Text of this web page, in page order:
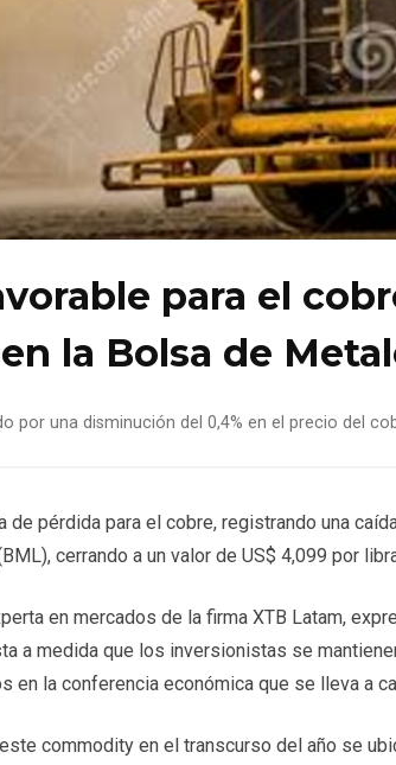
para el
la Bolsa de
por una disminución del 0,4% en el precio del
de pérdida para el cobre, registrando una
cerrando a un valor de US$ 4,099 por
en mercados de la firma XTB Latam,
a medida que los inversionistas se
en la conferencia económica que se lleva a
commodity en el transcurso del año se